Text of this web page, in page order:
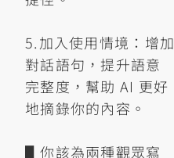
5.加入使用情境：增加
對話語句，提升語意
完整度，幫助 AI 更好
地摘錄你的內容。
▋你該為兩種觀眾寫